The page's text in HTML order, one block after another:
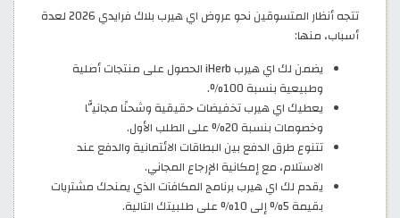
تتجه أنظار المتسوقين نحو عروض اي هيرب بلاك فرايدي 2026 لعدة
أسباب، منها:
يضمن لك اي هيرب iHerb الحصول على منتجات أصلية
وطبيعية بنسبة 100%.
يعطيك اي هيرب تخفيضات حقيقية وشحنًا مجانيًّا
وخصومات بنسبة 20% على الطلب الأول.
تتنوع طرق الدفع بين البطاقات الائتمانية والدفع عند
الاستلام، مع إمكانية الإرجاع المجاني.
يقدم لك اي هيرب برنامج المكافآت الذي يمنحك مشتريات
بقيمة 5% إلى 10% على طلبيتك التالية.